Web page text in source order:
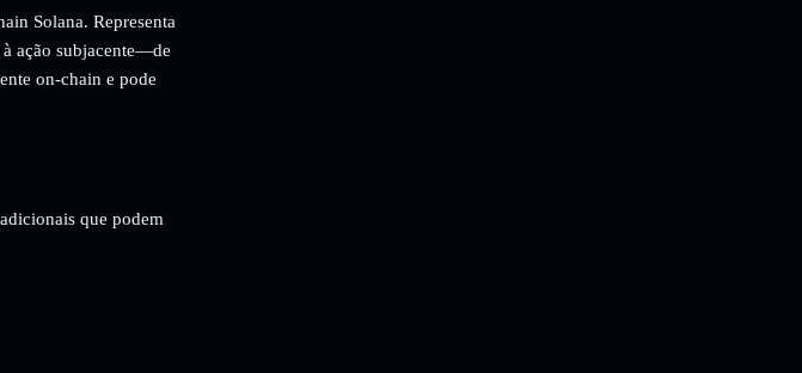
Solana. Representa
ação subjacente—de
on-chain e pode
que podem